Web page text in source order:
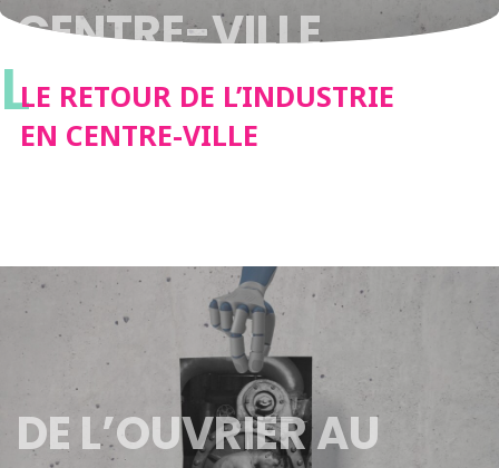
CENTRE-VILLE
LLE RETOUR DE L’INDUSTRIE
EN CENTRE-VILLE
DE L’OUVRIER AU